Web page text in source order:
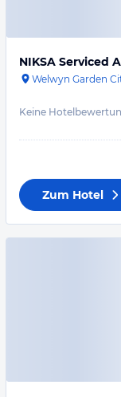
NIKSA Serviced
Welwyn Garden
Keine
Zum Hotel